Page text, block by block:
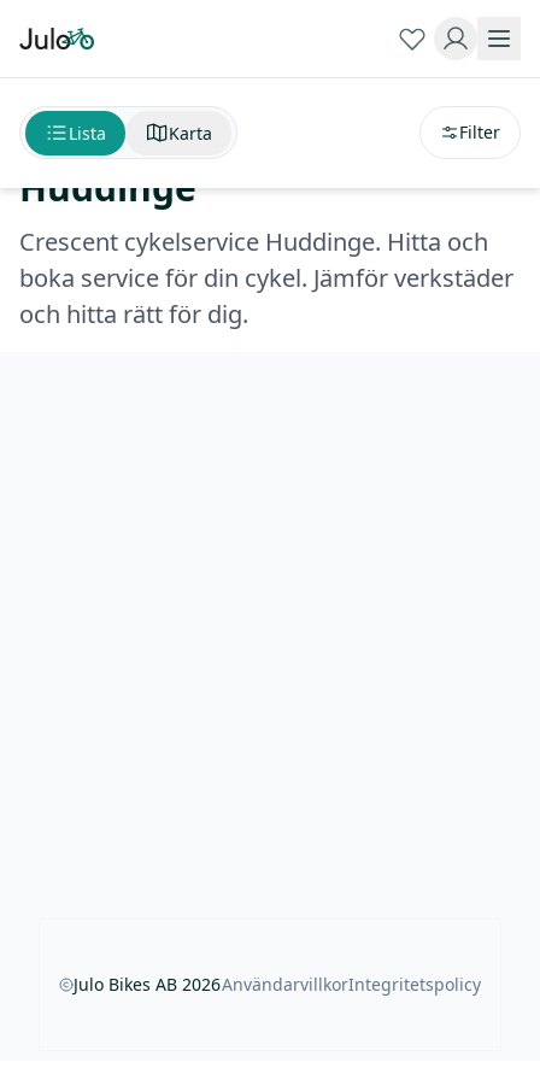
Crescent cykelservice
Huddinge
Crescent cykelservice Huddinge. Hitta och
boka service för din cykel. Jämför verkstäder
och hitta rätt för dig.
Lista Karta Filter
avstånd
Julo Bikes AB 2026AnvändarvillkorIntegritetspolicy